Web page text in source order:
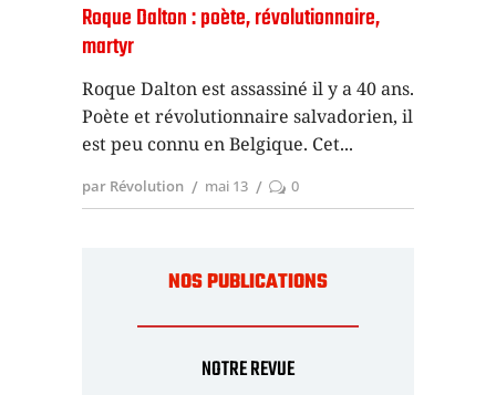
Roque Dalton : poète, révolutionnaire,
martyr
Roque Dalton est assassiné il y a 40 ans.
Poète et révolutionnaire salvadorien, il
est peu connu en Belgique. Cet
par Révolution mai 13 0
NOS PUBLICATIONS
NOTRE REVUE